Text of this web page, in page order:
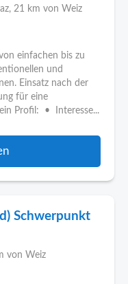
, 21 km von Weiz
einfachen bis zu
und
Einsatz nach der
für eine
Profil: • Interesse...
Schwerpunkt
von Weiz